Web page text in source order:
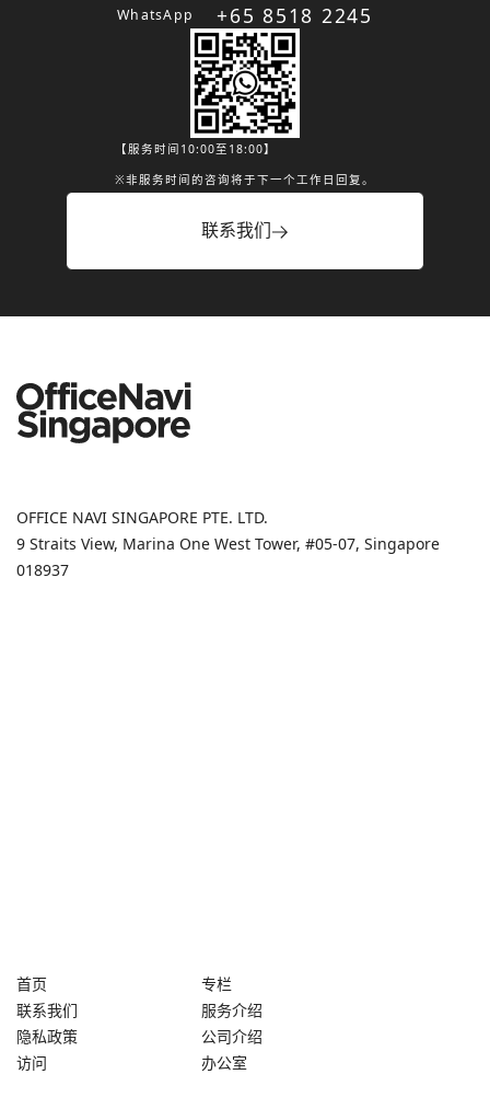
WhatsApp
+65 8518 2245
【服务时间10:00至18:00】
※非服务时间的咨询将于下一个工作日回复。
联系我们
OFFICE NAVI SINGAPORE PTE. LTD.
9 Straits View, Marina One West Tower, #05-07, Singapore
018937
首页
专栏
联系我们
服务介绍
隐私政策
公司介绍
访问
办公室